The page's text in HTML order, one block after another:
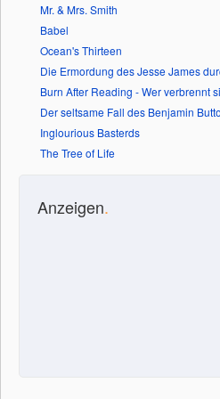
Mr. & Mrs. Smith
Babel
Ocean's Thirteen
Die Ermordung des Jesse James
Burn After Reading - Wer verbrennt
Der seltsame Fall des Benjamin
Inglourious Basterds
The Tree of Life
Anzeigen.